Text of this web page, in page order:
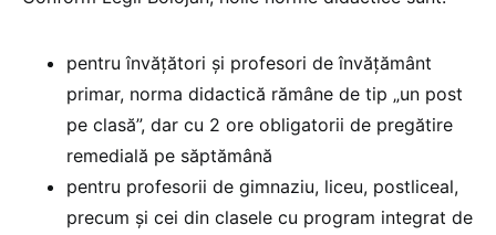
pentru învățători și profesori de învățământ
primar, norma didactică rămâne de tip „un post
pe clasă”, dar cu 2 ore obligatorii de pregătire
remedială pe săptămână
pentru profesorii de gimnaziu, liceu, postliceal,
precum și cei din clasele cu program integrat de